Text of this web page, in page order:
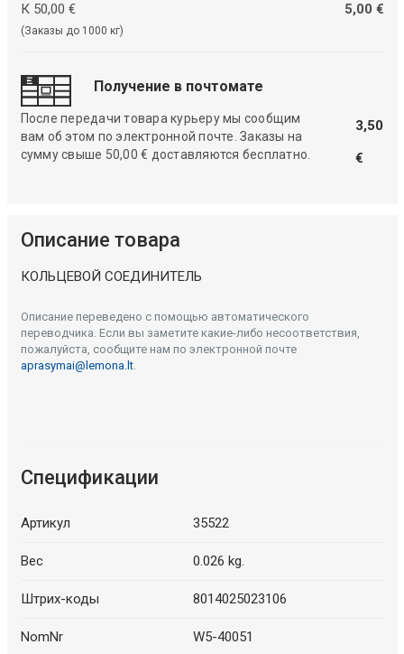
К 50,00 €
(Заказы до 1000 кг)
5,00 €
Получение в почтомате
После передачи товара курьеру мы сообщим
вам об этом по электронной почте. Заказы на
сумму свыше 50,00 € доставляются бесплатно.
3,50
€
Описание товара
КОЛЬЦЕВОЙ СОЕДИНИТЕЛЬ
Описание переведено с помощью автоматического
переводчика. Если вы заметите какие-либо несоответствия,
пожалуйста, сообщите нам по электронной почте
aprasymai@lemona.lt.
Спецификации
Артикул 35522
Вес 0.026 kg.
Штрих-коды 8014025023106
NomNr W5-40051